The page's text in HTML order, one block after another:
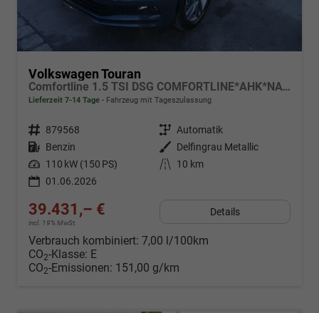
Volkswagen Touran
Comfortline 1.5 TSI DSG COMFORTLINE*AHK*NAVI*ACC*PDC*LED*SHZ*KAMERA*7-SITZER*17-ZOLL
Lieferzeit 7-14 Tage Fahrzeug mit Tageszulassung
Fahrzeugnr. 879568 Getriebe Automatik
Kraftstoff Benzin Außenfarbe
Delfingrau Metallic
Leistung 110 kW (150 PS) Kilometerstand
10 km
01.06.2026
39.431,– €
incl. 19% MwSt.
Details
Verbrauch kombiniert: 7,00 l/100km
CO2-Klasse: E
CO2-Emissionen: 151,00 g/km